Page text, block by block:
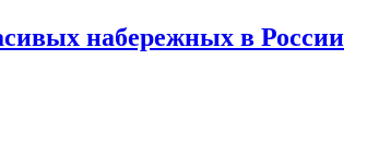
набережных в России